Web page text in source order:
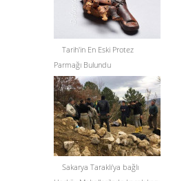
Tarih'in En Eski Protez
Parmağı Bulundu
Sakarya Taraklı'ya bağlı